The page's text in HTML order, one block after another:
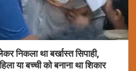
निकला था बर्खास्त सिपाही,
या बच्ची को बनाना था शिकार